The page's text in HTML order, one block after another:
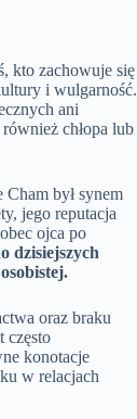
kto zachowuje się
i wulgarność.
ani
chłopa lub
był synem
jego reputacja
ojca po
dzisiejszych
oraz braku
często
konotacje
w relacjach